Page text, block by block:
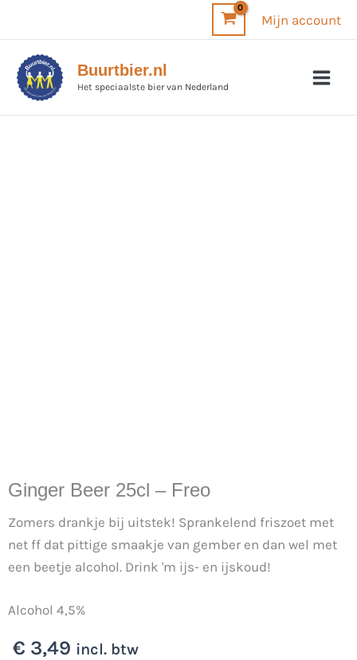
inhoud
Mijn account
Buurtbier.nl
Het speciaalste bier van Nederland
Ginger Beer 25cl – Freo
Zomers drankje bij uitstek! Sprankelend friszoet met
net ff dat pittige smaakje van gember en dan wel met
een beetje alcohol. Drink 'm ijs- en ijskoud!
Alcohol 4,5%
€ 3,49 incl. btw